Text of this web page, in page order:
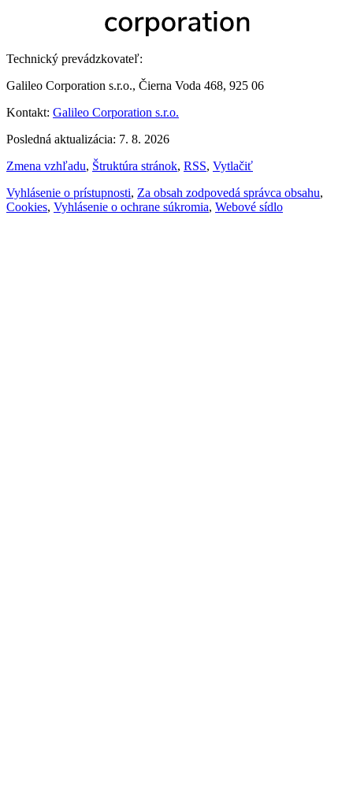
Technický prevádzkovateľ:
Galileo Corporation s.r.o., Čierna Voda 468, 925 06
Kontakt: Galileo Corporation s.r.o.
Posledná aktualizácia: 7. 8. 2026
Zmena vzhľadu, Štruktúra stránok, RSS, Vytlačiť
Vyhlásenie o prístupnosti, Za obsah zodpovedá správca obsahu,
Cookies, Vyhlásenie o ochrane súkromia, Webové sídlo